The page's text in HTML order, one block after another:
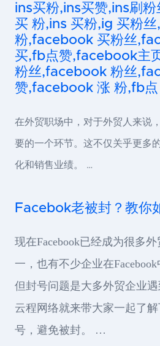
ins买粉,ins买赞,ins刷
买 粉,ins 买粉,ig 买粉丝
粉,facebook 买粉丝
买,fb点赞,facebook主
粉丝,facebook 粉丝
赞,facebook 涨 粉,fb点
在外贸职场中，对于外贸人来说
要的一个环节。这不仅关乎更多
化和销售业绩。 …
Facebok老被封？教你
现在Facebook已经成为很多
一，也有不少企业在Facebook
但封号问题是大多外贸企业
云程网络就来带大家一起了解
号，避免被封。 …